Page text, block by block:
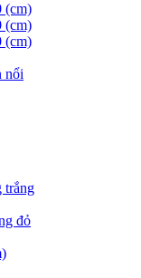
(cm)
(cm)
(cm)
nổi
trắng
đỏ